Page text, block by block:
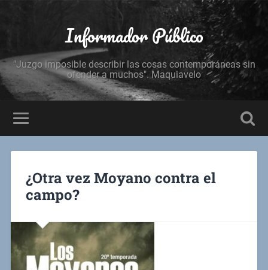
Informador Público
"Juzgo imposible describir las cosas contemporáneas sin
ofender a muchos". Maquiavelo
¿Otra vez Moyano contra el
campo?